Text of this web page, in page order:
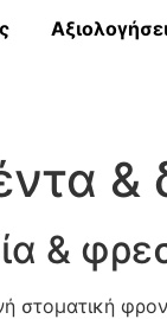
&
&